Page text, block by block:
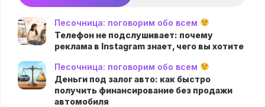
Песочница: поговорим обо всем
Телефон не подслушивает: почему
реклама в Instagram знает, чего вы хотите
Песочница: поговорим обо всем
Деньги под залог авто: как быстро
получить финансирование без продажи
автомобиля